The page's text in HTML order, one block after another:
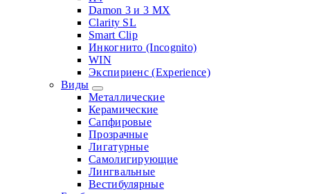
Damon 3 и 3 MX
Clarity SL
Smart Clip
Инкогнито (Incognito)
WIN
Экспириенс (Experience)
Виды
Металлические
Керамические
Сапфировые
Прозрачные
Лигатурные
Самолигирующие
Лингвальные
Вестибулярные